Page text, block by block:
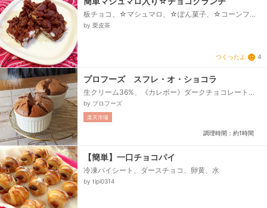
板チョコ、☆マシュマロ、☆ぽん菓子、☆コーンフレ
ーク
by 栗皮茶
つくったよ 4
プロフーズ スフレ・オ・ショコラ
生クリーム36%、《カレボー》ダークチョコレート
#3815、卵黄、スーパーバイオレット(薄力粉)、卵白、
上白糖、グランマルニエ...
by プロフーズ
楽天市場
調理時間：約1時間
【簡単】一口チョコパイ
冷凍パイシート、ダースチョコ、卵黄、水
by tipi0314